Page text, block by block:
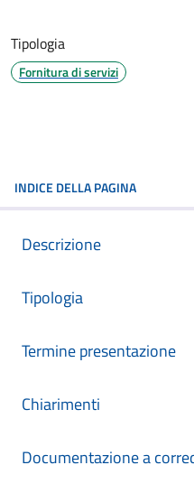
Tipologia
Fornitura di servizi
INDICE DELLA PAGINA
Descrizione
Tipologia
Termine presentazione
Chiarimenti
Documentazione a